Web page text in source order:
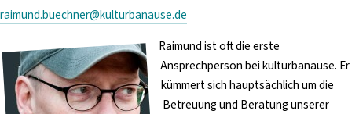
raimund.buechner@kulturbanause.de
Raimund ist oft die erste
Ansprechperson bei kulturbanause. Er
kümmert sich hauptsächlich um die
Betreuung und Beratung unserer